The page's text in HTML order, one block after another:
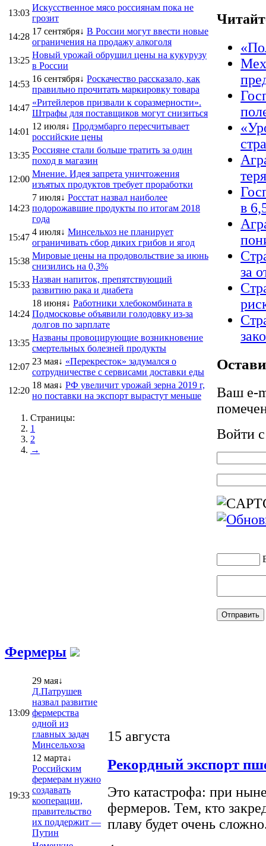
13:03
Искусственное мясо россиянам пока не
грозит
14:28
17 сентября↓ В России могут ввести новые
ограничения на продажу алкоголя
13:25
Новый урожай обрушил цены на кукурузу
в России
14:53
16 сентября↓ Роскачество рассказало, как
правильно прочитать маркировку товара
14:47
«Ритейлеров призвали к соразмерности».
Штрафы для поставщиков могут снизиться
14:01
12 июля↓ Продэмбарго пересчитывает
российские цены
13:35
Россияне стали больше тратить за один
поход в магазин
12:00
Мнение. Идея запрета уничтожения
изъятых продуктов требует проработки
14:23
7 июля↓ Росстат назвал наиболее
подорожавшие продукты по итогам 2018
года
15:47
4 июля↓ Минсельхоз не планирует
ограничивать сбор диких грибов и ягод
15:38
Мировые цены на продовольствие за июнь
снизились на 0,3%
15:33
Назван напиток, препятствующий
развитию рака и диабета
14:24
18 июня↓ Работники хлебокомбината в
Подмосковье объявили голодовку из-за
долгов по зарплате
13:35
Названы провоцирующие возникновение
смертельных болезней продукты
12:07
23 мая↓ «Перекресток» задумался о
сотрудничестве с сервисами доставки еды
12:20
18 мая↓ РФ увеличит урожай зерна 2019 г,
но поставки на экспорт вырастут меньше
Страницы:
1
2
→
в
за
Ваш e-
Войти
Фермеры
13:09
29 мая↓
Д.Патрушев
назвал развитие
фермерства
одной из
главных задач
Минсельхоза
19:33
12 марта↓
Российским
фермерам нужно
создавать
кооперации,
правительство
их поддержит —
Путин
15 августа
Рекордный экспорт
Это катастрофа: при
фермеров. Тем, кто
плаву будет очень